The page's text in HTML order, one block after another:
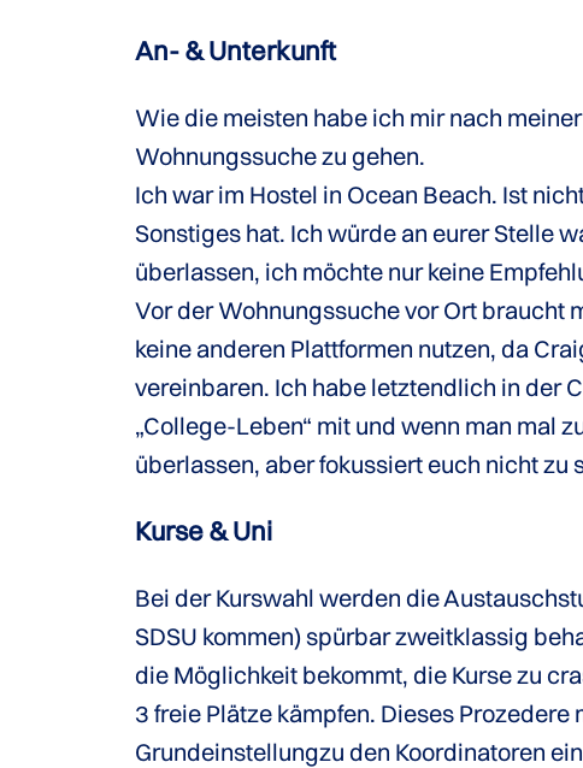
An- & Unterkunft
Wie die meisten habe ich mir nach
Wohnungssuche zu gehen.
Ich war im Hostel in Ocean Beach. Ist
Sonstiges hat. Ich würde an eurer Stelle
überlassen, ich möchte nur keine
Vor der Wohnungssuche vor Ort braucht
keine anderen Plattformen nutzen, da
vereinbaren. Ich habe letztendlich in der
„College-Leben“ mit und wenn man mal
überlassen, aber fokussiert euch nicht zu
Kurse & Uni
Bei der Kurswahl werden die
SDSU kommen) spürbar zweitklassig
die Möglichkeit bekommt, die Kurse zu
3 freie Plätze kämpfen. Dieses
Grundeinstellungzu den Koordinatoren